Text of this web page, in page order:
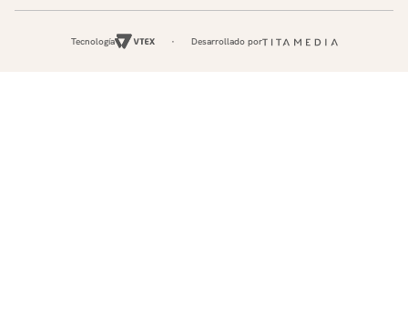
Tecnología Desarrollado por